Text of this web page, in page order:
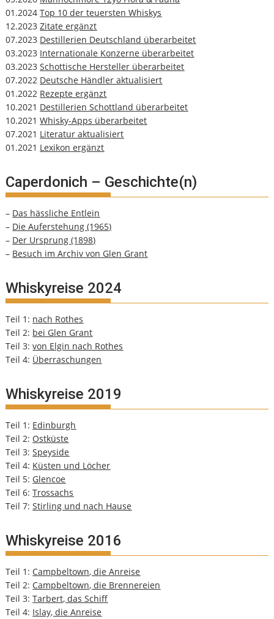
01.2024Top 10 der teuersten Whiskys
12.2023Zitate ergänzt
07.2023 Destillerien Deutschland überarbeitet
03.2023 Internationale Konzerne überarbeitet
03.2023Schottische Hersteller überarbeitet
07.2022 Deutsche Händler aktualisiert
01.2022 Rezepte ergänzt
10.2021 Destillerien Schottland überarbeitet
10.2021Whisky-Apps überarbeitet
07.2021 Literatur aktualisiert
01.2021 Lexikon ergänzt
Caperdonich – Geschichte(n)
– Das hässliche Entlein
– Die Auferstehung (1965)
– Der Ursprung (1898)
– Besuch im Archiv von Glen Grant
Whiskyreise 2024
Teil 1: nach Rothes
Teil 2: bei Glen Grant
Teil 3:von Elgin nach Rothes
Teil 4: Überraschungen
Whiskyreise 2019
Teil 1: Edinburgh
Teil 2: Ostküste
Teil 3:Speyside
Teil 4: Küsten und Löcher
Teil 5: Glencoe
Teil 6:Trossachs
Teil 7:Stirling und nach Hause
Whiskyreise 2016
Teil 1: Campbeltown, die Anreise
Teil 2: Campbeltown, die Brennereien
Teil 3:Tarbert, das Schiff
Teil 4: Islay, die Anreise